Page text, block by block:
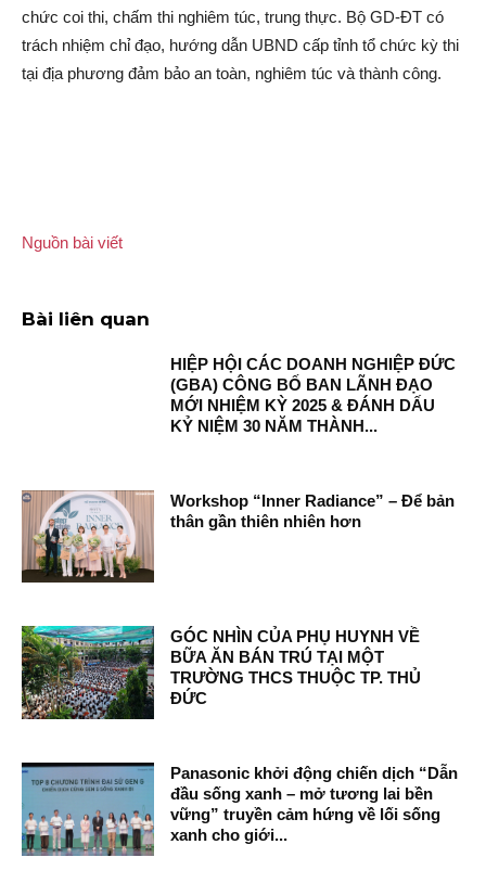
chức coi thi, chấm thi nghiêm túc, trung thực. Bộ GD-ĐT có
trách nhiệm chỉ đạo, hướng dẫn UBND cấp tỉnh tổ chức kỳ thi
tại địa phương đảm bảo an toàn, nghiêm túc và thành công.
Nguồn bài viết
Bài liên quan
HIỆP HỘI CÁC DOANH NGHIỆP ĐỨC
(GBA) CÔNG BỐ BAN LÃNH ĐẠO
MỚI NHIỆM KỲ 2025 & ĐÁNH DẤU
KỶ NIỆM 30 NĂM THÀNH...
Workshop “Inner Radiance” – Để bản
thân gần thiên nhiên hơn
GÓC NHÌN CỦA PHỤ HUYNH VỀ
BỮA ĂN BÁN TRÚ TẠI MỘT
TRƯỜNG THCS THUỘC TP. THỦ
ĐỨC
Panasonic khởi động chiến dịch “Dẫn
đầu sống xanh – mở tương lai bền
vững” truyền cảm hứng về lối sống
xanh cho giới...